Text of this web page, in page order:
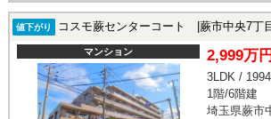
値下がり コスモ蕨センターコート |蕨市中央7丁
マンション 2,999万円
3LDK /
1階/6階建
埼玉県蕨市